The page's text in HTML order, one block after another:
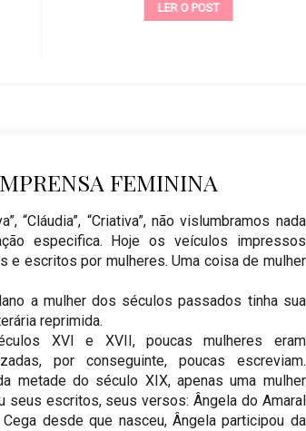
LER O POST
FEMININA
“Cláudia”, “Criativa”, não vislumbramos nada
especifica. Hoje os veículos impressos
e escritos por mulheres. Uma coisa de mulher
a mulher dos séculos passados tinha sua
reprimida.
XVI e XVII, poucas mulheres eram
por conseguinte, poucas escreviam.
metade do século XIX, apenas uma mulher
seus escritos, seus versos: Ângela do Amaral
Cega desde que nasceu, Ângela participou da